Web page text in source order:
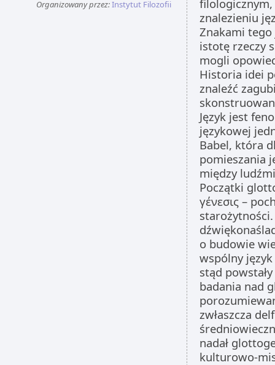
Organizowany przez:Instytut Filozofii
znalezieniu
Znakami tego
istotę rzeczy
mogli
Historia idei
znaleźć
Język jest
językowej
Babel, która
pomieszania
między
Początki
γένεσις –
o budowie
wspólny
stąd
badania nad
zwłaszcza
nadał
kulturowo-